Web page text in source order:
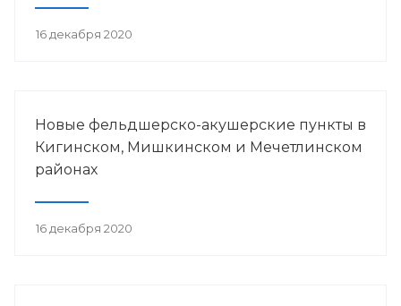
16 декабря 2020
Новые фельдшерско-акушерские пункты в
Кигинском, Мишкинском и Мечетлинском
районах
16 декабря 2020